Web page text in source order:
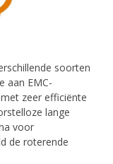
soorten
aan EMC-
zeer efficiënte
lange
voor
de roterende